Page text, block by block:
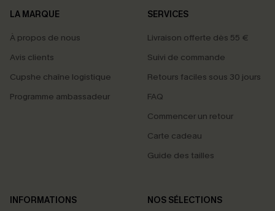
LA MARQUE
À propos de nous
Avis clients
Cupshe chaîne logistique
Programme ambassadeur
SERVICES
Livraison offerte dès 55 €
Suivi de commande
Retours faciles sous 30 jours
FAQ
Commencer un retour
Carte cadeau
Guide des tailles
INFORMATIONS
NOS SÉLECTIONS
PROFITEZ DE -15%